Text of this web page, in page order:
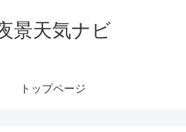
景天気ナビ
トップページ